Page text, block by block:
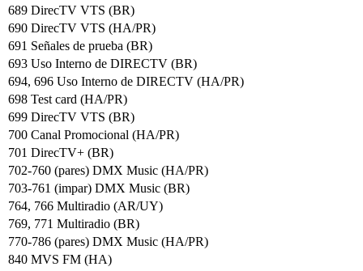
689 DirecTV VTS (BR)
690 DirecTV VTS (HA/PR)
691 Señales de prueba (BR)
693 Uso Interno de DIRECTV (BR)
694, 696 Uso Interno de DIRECTV (HA/PR)
698 Test card (HA/PR)
699 DirecTV VTS (BR)
700 Canal Promocional (HA/PR)
701 DirecTV+ (BR)
702-760 (pares) DMX Music (HA/PR)
703-761 (impar) DMX Music (BR)
764, 766 Multiradio (AR/UY)
769, 771 Multiradio (BR)
770-786 (pares) DMX Music (HA/PR)
840 MVS FM (HA)